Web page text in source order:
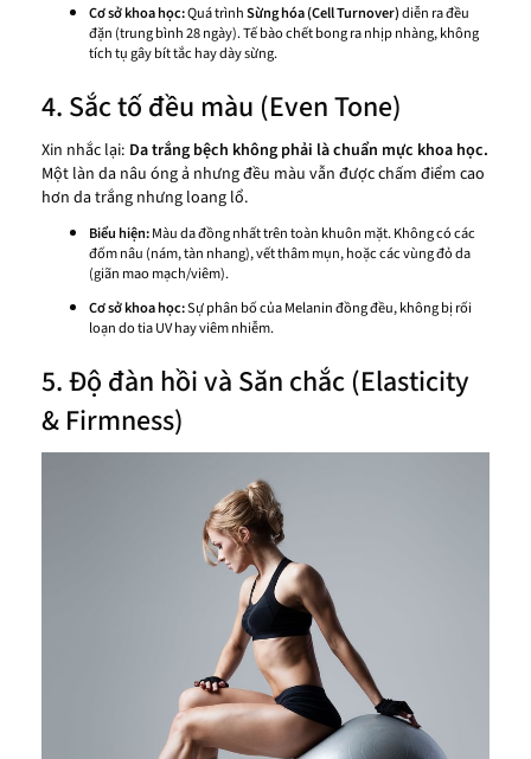
Cơ sở khoa học:Quá trìnhSừng hóa (Cell Turnover)diễn ra đều
đặn (trung bình 28 ngày). Tế bào chết bong ra nhịp nhàng, không
tích tụ gây bít tắc hay dày sừng.
4. Sắc tố đều màu (Even Tone)
Xin nhắc lại: Da trắng bệch không phải là chuẩn mực khoa học.
Một làn da nâu óng ả nhưng đều màu vẫn được chấm điểm cao
hơn da trắng nhưng loang lổ.
Biểu hiện:Màu da đồng nhất trên toàn khuôn mặt. Không có các
đốm nâu (nám, tàn nhang), vết thâm mụn, hoặc các vùng đỏ da
(giãn mao mạch/viêm).
Cơ sở khoa học:Sự phân bố của Melanin đồng đều, không bị rối
loạn do tia UV hay viêm nhiễm.
5. Độ đàn hồi và Săn chắc (Elasticity
& Firmness)